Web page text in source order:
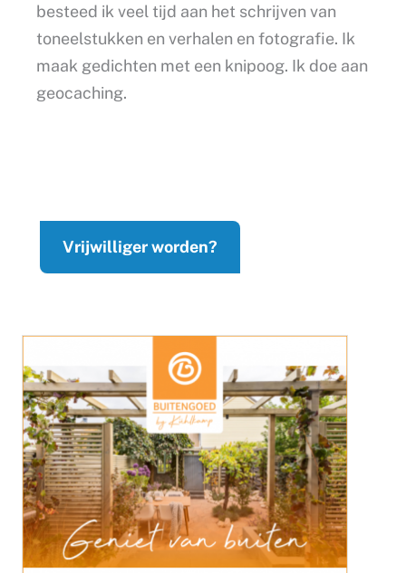
besteed ik veel tijd aan het schrijven van
toneelstukken en verhalen en fotografie. Ik
maak gedichten met een knipoog. Ik doe aan
geocaching.
Vrijwilliger worden?